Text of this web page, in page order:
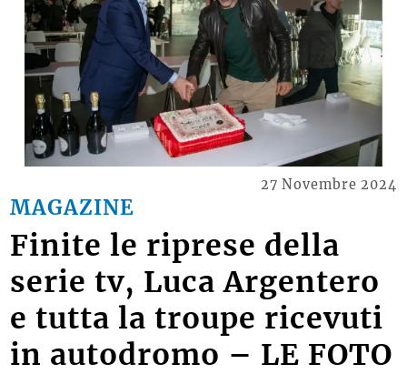
MAGAZINE
27 Novembre 2024
Finite le riprese della
serie tv, Luca Argentero
e tutta la troupe ricevuti
in autodromo – LE FOTO